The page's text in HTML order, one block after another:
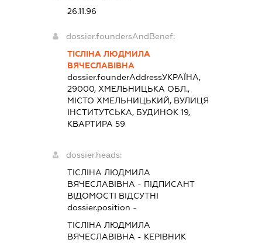
26.11.96
dossier.foundersAndBenef:
ТІСЛІНА ЛЮДМИЛА
ВЯЧЕСЛАВІВНА
dossier.founderAddressУКРАЇНА,
29000, ХМЕЛЬНИЦЬКА ОБЛ.,
МІСТО ХМЕЛЬНИЦЬКИЙ, ВУЛИЦЯ
ІНСТИТУТСЬКА, БУДИНОК 19,
КВАРТИРА 59
dossier.heads:
ТІСЛІНА ЛЮДМИЛА
ВЯЧЕСЛАВІВНА - ПІДПИСАНТ
ВІДОМОСТІ ВІДСУТНІ
dossier.position -
ТІСЛІНА ЛЮДМИЛА
ВЯЧЕСЛАВІВНА - КЕРІВНИК